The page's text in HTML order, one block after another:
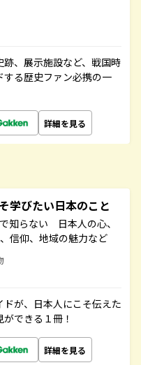
、展示施設など、戦国時
る歴史ファン必携の一
詳細を見る
学びたい日本のこと
知らない 日本人の心、
信仰、地域の魅力など
が、日本人にこそ伝えた
できる１冊！
詳細を見る